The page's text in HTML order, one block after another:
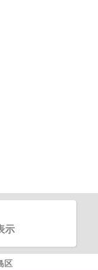
示
区